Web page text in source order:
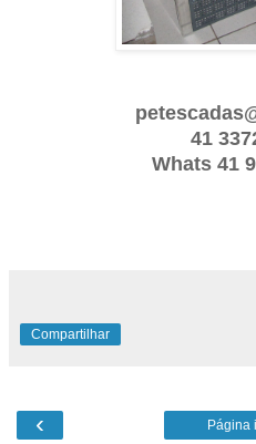
41
Whats 41
Compartilhar
‹ Página